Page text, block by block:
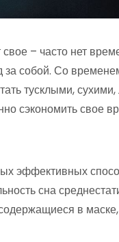
– часто нет
собой. Со
тусклыми,
сэкономить свое
эффективных
сна
в